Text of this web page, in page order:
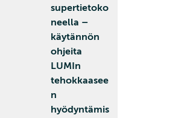
supertietoko
neella –
käytännön
ohjeita
LUMIn
tehokkaasee
n
hyödyntämis